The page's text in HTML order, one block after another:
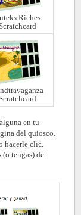
Riches
en tu
del quiosco.
hacerle clic.
(o tengas) de